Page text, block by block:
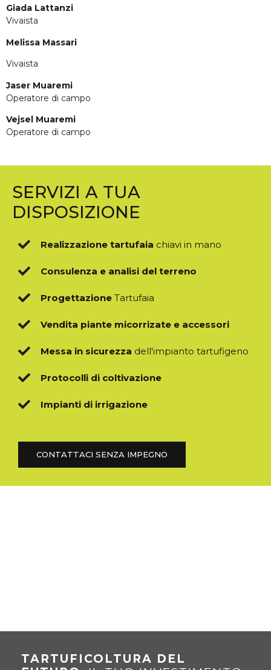
Giada Lattanzi
Vivaista
Melissa Massari
Vivaista
Jaser Muaremi
Operatore di campo
Vejsel Muaremi
Operatore di campo
SERVIZI A TUA
DISPOSIZIONE
Realizzazione tartufaia chiavi in mano
Consulenza e analisi del terreno
Progettazione Tartufaia
Vendita piante micorrizate e accessori
Messa in sicurezza dell'impianto tartufigeno
Protocolli di coltivazione
Impianti di irrigazione
CONTATTACI SENZA IMPEGNO
TARTUFICOLTURA DEL